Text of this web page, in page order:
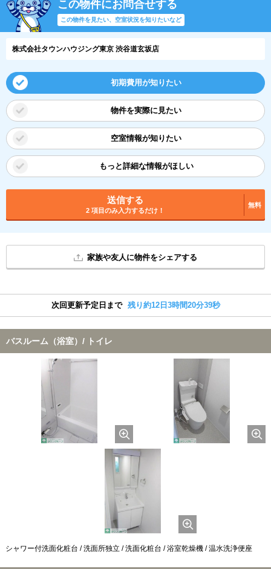
この物件にお問合せする
この物件を見たい、空室状況を知りたいなど
株式会社タウンハウジング東京 渋谷道玄坂店
初期費用が知りたい
物件を実際に見たい
空室情報が知りたい
もっと詳細な情報がほしい
送信する
2 項目のみ入力するだけ！
無料
家族や友人に物件をシェアする
次回更新予定日まで 残り約12日3時間20分39秒
バスルーム（浴室）/ トイレ
シャワー付洗面化粧台 / 洗面所独立 / 洗面化粧台 / 浴室乾燥機 / 温水洗浄便座